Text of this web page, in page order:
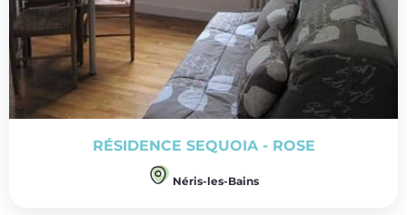
RÉSIDENCE SEQUOIA - ROSE
Néris-les-Bains